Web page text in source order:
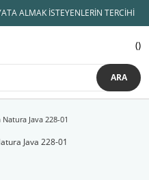
ALMAK İSTEYENLERİN TERCİHİ
ARA
Java 228-01